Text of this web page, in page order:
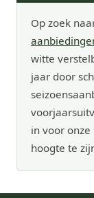
Op zoek
witte
jaar door
in voor
hoogte te